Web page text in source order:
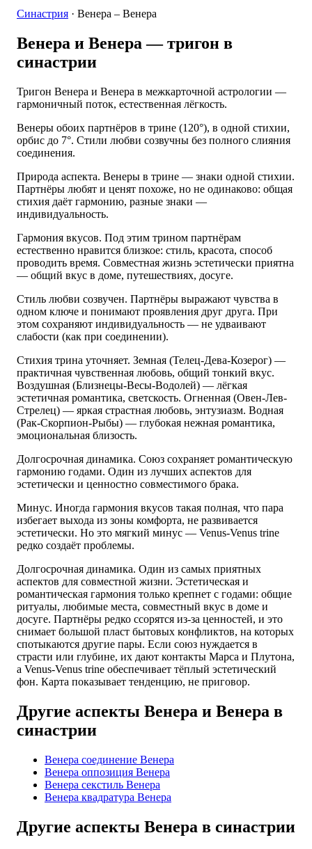
Синастрия · Венера – Венера
Венера и Венера — тригон в
синастрии
Тригон Венера и Венера в межкарточной астрологии —
гармоничный поток, естественная лёгкость.
Венеры обоих партнёров в трине (120°), в одной стихии,
орбис до 7°. Стили любви созвучны без полного слияния
соединения.
Природа аспекта. Венеры в трине — знаки одной стихии.
Партнёры любят и ценят похоже, но не одинаково: общая
стихия даёт гармонию, разные знаки —
индивидуальность.
Гармония вкусов. Под этим трином партнёрам
естественно нравится близкое: стиль, красота, способ
проводить время. Совместная жизнь эстетически приятна
— общий вкус в доме, путешествиях, досуге.
Стиль любви созвучен. Партнёры выражают чувства в
одном ключе и понимают проявления друг друга. При
этом сохраняют индивидуальность — не удваивают
слабости (как при соединении).
Стихия трина уточняет. Земная (Телец-Дева-Козерог) —
практичная чувственная любовь, общий тонкий вкус.
Воздушная (Близнецы-Весы-Водолей) — лёгкая
эстетичная романтика, светскость. Огненная (Овен-Лев-
Стрелец) — яркая страстная любовь, энтузиазм. Водная
(Рак-Скорпион-Рыбы) — глубокая нежная романтика,
эмоциональная близость.
Долгосрочная динамика. Союз сохраняет романтическую
гармонию годами. Один из лучших аспектов для
эстетически и ценностно совместимого брака.
Минус. Иногда гармония вкусов такая полная, что пара
избегает выхода из зоны комфорта, не развивается
эстетически. Но это мягкий минус — Venus-Venus trine
редко создаёт проблемы.
Долгосрочная динамика. Один из самых приятных
аспектов для совместной жизни. Эстетическая и
романтическая гармония только крепнет с годами: общие
ритуалы, любимые места, совместный вкус в доме и
досуге. Партнёры редко ссорятся из-за ценностей, и это
снимает большой пласт бытовых конфликтов, на которых
спотыкаются другие пары. Если союз нуждается в
страсти или глубине, их дают контакты Марса и Плутона,
а Venus-Venus trine обеспечивает тёплый эстетический
фон. Карта показывает тенденцию, не приговор.
Другие аспекты Венера и Венера в
синастрии
Венера соединение Венера
Венера оппозиция Венера
Венера секстиль Венера
Венера квадратура Венера
Другие аспекты Венера в синастрии